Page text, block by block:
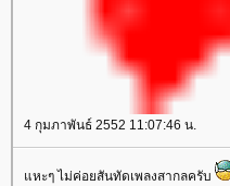
4 กุมภาพันธ์ 2552 11:07:46 น.
หะๆ ไม่ค่อยสันทัดเพลงสากลครับ